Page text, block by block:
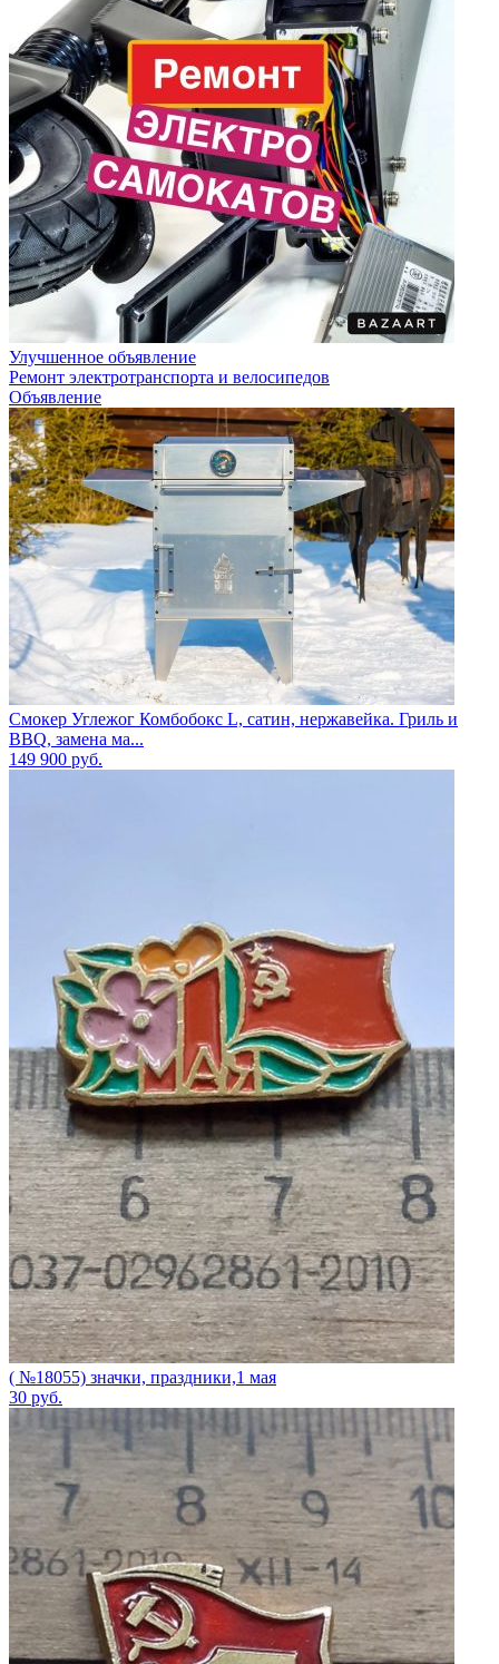
Улучшенное объявление
Ремонт электротранспорта и велосипедов
Объявление
Смокер Углежог Комбобокс L, сатин, нержавейка. Гриль и
BBQ, замена ма...
149 900 руб.
( №18055) значки, праздники,1 мая
30 руб.